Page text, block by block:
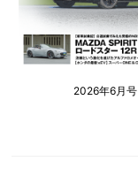
2026年6月号